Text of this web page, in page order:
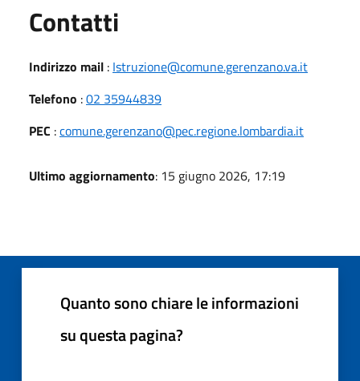
Contatti
Indirizzo mail : Istruzione@comune.gerenzano.va.it
Telefono :02 35944839
PEC :comune.gerenzano@pec.regione.lombardia.it
Ultimo aggiornamento: 15 giugno 2026, 17:19
Quanto sono chiare le informazioni
su questa pagina?